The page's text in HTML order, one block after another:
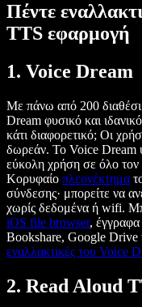
Πέντε
TTS εφαρμογή
1. Voice Dream
Με πάνω από 200
Dream φυσικό και
κάτι διαφορετικό; Οι
δωρεάν. Το Voice Dream
εύκολη χρήση σε όλο τον
Κορυφαίο πλεονέκτημα
σύνδεσης· μπορείτε να
χωρίς δεδομένα ή wifi.
iOS file browser,
Bookshare, Google Drive
εναλλακτικές του Voice
2. Read Aloud